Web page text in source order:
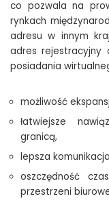
co pozwala na
rynkach
adresu w innym
adres rejestracyjny
posiadania
możliwość
łatwiejsze
granicą,
lepsza
oszczędność
przestrzeni